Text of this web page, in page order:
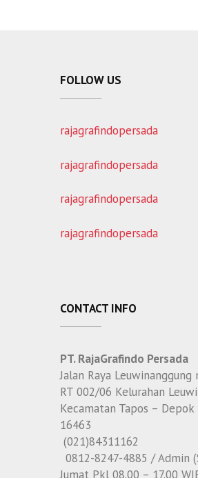
FOLLOW US
rajagrafindopersada
rajagrafindopersada
rajagrafindopersada
rajagrafindopersada
CONTACT INFO
PT. RajaGrafindo Persada
Jalan Raya Leuwinanggung
RT 002/06 Kelurahan
Kecamatan Tapos – Depok
16463
(021)84311162
0812-8247-4885 / Admin
Jumat Pkl 08.00 – 17.00